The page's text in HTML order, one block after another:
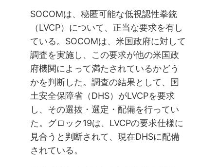
SOCOMは、秘匿可能な低視認性拳銃
（LVCP）について、正当な要求を有し
ている。SOCOMは、米国政府に対して
調査を実施し、この要求が他の米国政
府機関によって満たされているかどう
かを判断した。調査の結果として、国
土安全保障省（DHS）がLVCPを要求
し、その選抜・選定・配備を行ってい
た。グロック19は、LVCPの要求仕様に
見合うと判断されて、現在DHSに配備
されている。